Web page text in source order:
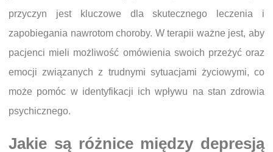
przyczyn jest kluczowe dla skutecznego leczenia i
zapobiegania nawrotom choroby. W terapii ważne jest, aby
pacjenci mieli możliwość omówienia swoich przeżyć oraz
emocji związanych z trudnymi sytuacjami życiowymi, co
może pomóc w identyfikacji ich wpływu na stan zdrowia
psychicznego.
Jakie są różnice między depresją